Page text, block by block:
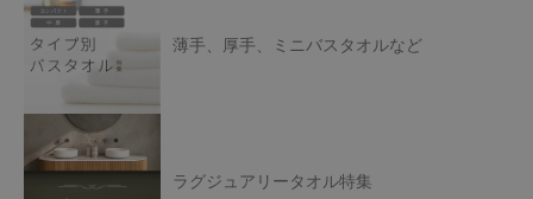
薄手、厚手、ミニバスタオルなど
ラグジュアリータオル特集